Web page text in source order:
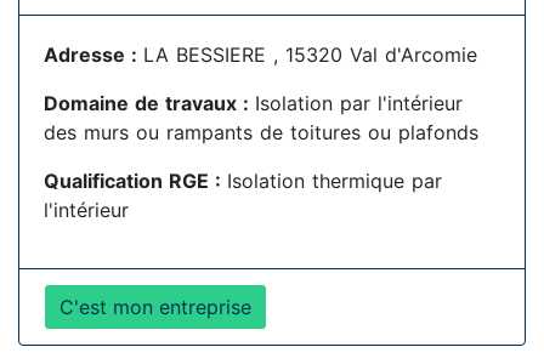
Adresse : LA BESSIERE , 15320 Val d'Arcomie
Domaine de travaux : Isolation par l'intérieur
des murs ou rampants de toitures ou plafonds
Qualification RGE : Isolation thermique par
l'intérieur
C'est mon entreprise